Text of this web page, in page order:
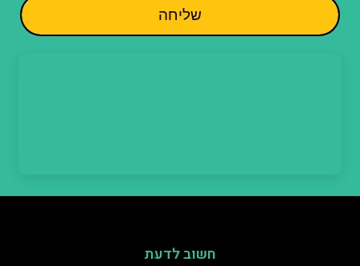
שליחה
חשוב לדעת